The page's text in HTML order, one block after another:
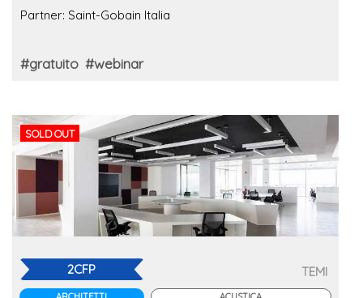
Partner: Saint-Gobain Italia
#gratuito #webinar
SOLD OUT
2CFP TEMI